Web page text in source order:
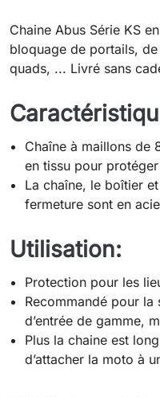
Chaine Abus Série KS
bloquage de portails,
quads, ... Livré sans
Chaîne à maillons de
en tissu pour
La chaîne, le boîtier
fermeture sont en
Utilisation:
Protection pour les
Recommandé pour la
d’entrée de gamme,
Plus la chaine est
d’attacher la moto à